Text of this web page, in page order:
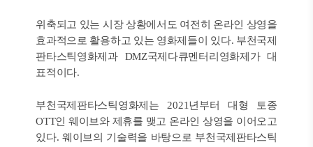
위축되고 있는 시장 상황에서도 여전히 온라인 상영을
효과적으로 활용하고 있는 영화제들이 있다. 부천국제
판타스틱영화제과 DMZ국제다큐멘터리영화제가 대
표적이다.
부천국제판타스틱영화제는 2021년부터 대형 토종
OTT인 웨이브와 제휴를 맺고 온라인 상영을 이어오고
있다. 웨이브의 기술력을 바탕으로 부천국제판타스틱